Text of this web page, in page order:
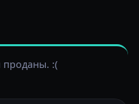
проданы. :(